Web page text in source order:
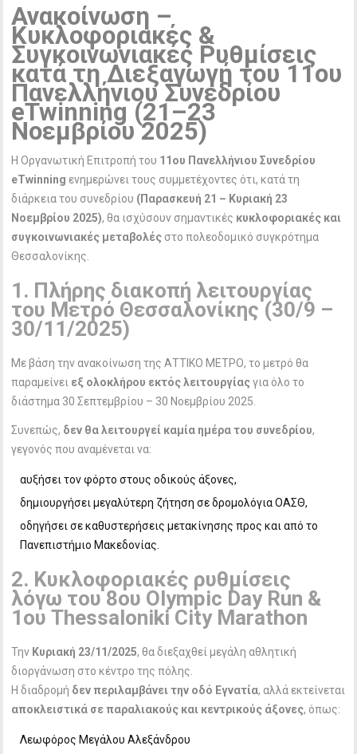
Ανακοίνωση –
Κυκλοφοριακές &
Συγκοινωνιακές Ρυθμίσεις
κατά τη Διεξαγωγή του 11ου
Πανελλήνιου Συνεδρίου
eTwinning (21–23
Νοεμβρίου 2025)
Η Οργανωτική Επιτροπή του 11ου Πανελλήνιου Συνεδρίου
eTwinning ενημερώνει τους συμμετέχοντες ότι, κατά τη
διάρκεια του συνεδρίου (Παρασκευή 21 – Κυριακή 23
Νοεμβρίου 2025), θα ισχύσουν σημαντικές κυκλοφοριακές και
συγκοινωνιακές μεταβολές στο πολεοδομικό συγκρότημα
Θεσσαλονίκης.
1. Πλήρης διακοπή λειτουργίας
του Μετρό Θεσσαλονίκης (30/9 –
30/11/2025)
Με βάση την ανακοίνωση της ΑΤΤΙΚΟ ΜΕΤΡΟ, το μετρό θα
παραμείνει εξ ολοκλήρου εκτός λειτουργίαςγια όλο το
διάστημα 30 Σεπτεμβρίου – 30 Νοεμβρίου 2025.
Συνεπώς, δεν θα λειτουργεί καμία ημέρα του συνεδρίου,
γεγονός που αναμένεται να:
αυξήσει τον φόρτο στους οδικούς άξονες,
δημιουργήσει μεγαλύτερη ζήτηση σε δρομολόγια ΟΑΣΘ,
οδηγήσει σε καθυστερήσεις μετακίνησης προς και από το
Πανεπιστήμιο Μακεδονίας.
2. Κυκλοφοριακές ρυθμίσεις
λόγω του 8ου Olympic Day Run &
1ου Thessaloniki City Marathon
Την Κυριακή 23/11/2025, θα διεξαχθεί μεγάλη αθλητική
διοργάνωση στο κέντρο της πόλης.
Η διαδρομή δεν περιλαμβάνει την οδό Εγνατία, αλλά εκτείνεται
αποκλειστικά σε παραλιακούς και κεντρικούς άξονες, όπως:
Λεωφόρος Μεγάλου Αλεξάνδρου